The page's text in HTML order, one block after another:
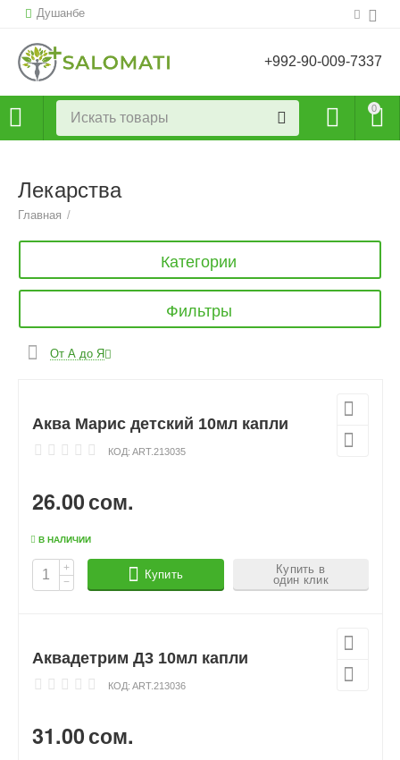
Душанбе
+992-90-009-7337
0
Лекарства
Главная /
Категории
Фильтры
От А до Я
Аква Марис детский 10мл капли
КОД: ART.213035
26.00сом.
В НАЛИЧИИ
+
−
Купить
Купить в
один клик
Аквадетрим Д3 10мл капли
КОД: ART.213036
31.00сом.